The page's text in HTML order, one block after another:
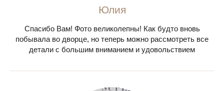
Юлия
Спасибо Вам! Фото великолепны! Как будто вновь
побывала во дворце, но теперь можно рассмотреть все
детали с большим вниманием и удовольствием